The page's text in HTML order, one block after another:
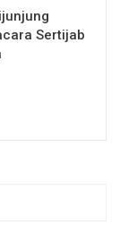
Sertijab